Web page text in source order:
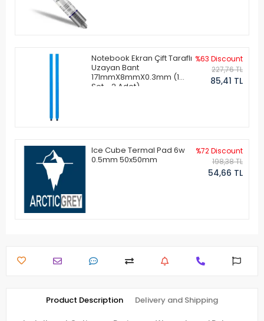
Notebook Ekran Çift Taraflı
Uzayan Bant
171mmX8mmX0.3mm (1
Set - 2 Adet)
%63 Discount
227,76 TL
85,41 TL
Ice Cube Termal Pad 6w
0.5mm 50x50mm
%72 Discount
198,38 TL
54,66 TL
Product Description Delivery and Shipping